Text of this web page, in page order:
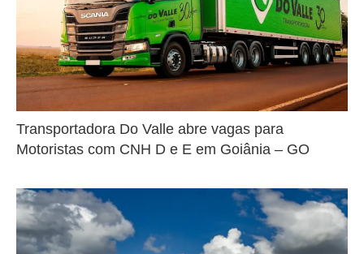
Transportadora Do Valle abre vagas para
Motoristas com CNH D e E em Goiânia – GO